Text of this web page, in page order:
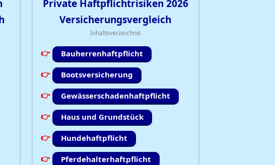
Private Haftpflichtrisiken 2026
Versicherungsvergleich
Inhaltsverzeichnis
Bauherrenhaftpflicht
Bootsversicherung
Gewässerschadenhaftpflicht
Haus und Grundstück
Hundehaftpflicht
Pferdehalterhaftpflicht